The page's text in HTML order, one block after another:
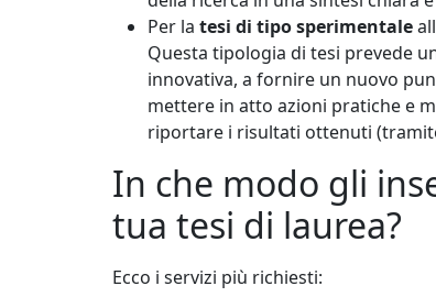
Per la tesi di tipo sperimentale
Questa tipologia di tesi prevede
innovativa, a fornire un nuovo
mettere in atto azioni pratiche e
riportare i risultati ottenuti
In che modo gli
tua tesi di laurea?
Ecco i servizi più richiesti: